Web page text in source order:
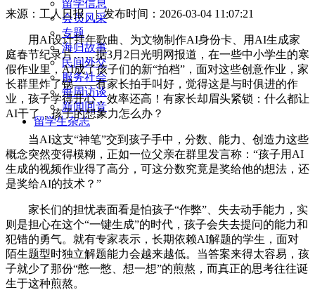
留学信息
会员风采
专题
海归故事
民间外交
服务社会
每周访谈
新闻回音
留学生杂志
来源：工人日报 |发布时间：2026-03-04 11:07:21
用AI设计拜年歌曲、为文物制作AI身份卡、用AI生成家
庭春节纪录片……据3月2日光明网报道，在一些中小学生的寒
假作业里，AI成了孩子们的新“拍档”，面对这些创意作业，家
长群里炸了锅——有家长拍手叫好，觉得这是与时俱进的作
业，孩子学得开心，效率还高！有家长却眉头紧锁：什么都让
AI干了，孩子的想象力怎么办？
当AI这支“神笔”交到孩子手中，分数、能力、创造力这些
概念突然变得模糊，正如一位父亲在群里发言称：“孩子用AI
生成的视频作业得了高分，可这分数究竟是奖给他的想法，还
是奖给AI的技术？”
家长们的担忧表面看是怕孩子“作弊”、失去动手能力，实
则是担心在这个“一键生成”的时代，孩子会失去提问的能力和
犯错的勇气。就有专家表示，长期依赖AI解题的学生，面对
陌生题型时独立解题能力会越来越低。当答案来得太容易，孩
子就少了那份“憋一憋、想一想”的煎熬，而真正的思考往往诞
生于这种煎熬。